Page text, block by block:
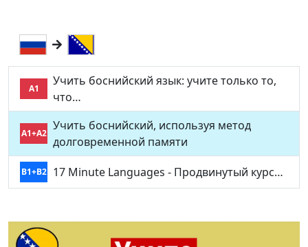
A1
Учить боснийский язык: учите только то,
что…
A1+A2
Учить боснийский, используя метод
долговременной памяти
B1+B2 17 Minute Languages - Продвинутый курс…